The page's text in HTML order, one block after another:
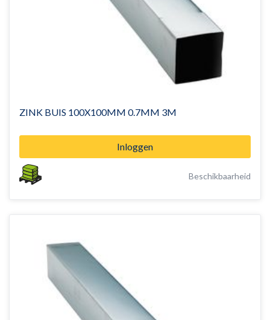
ZINK BUIS 100X100MM 0.7MM 3M
Inloggen
Beschikbaarheid